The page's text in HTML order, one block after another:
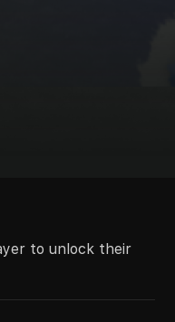
to unlock their